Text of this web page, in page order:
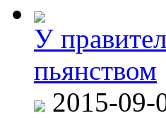
У
пьянством
2015-09-